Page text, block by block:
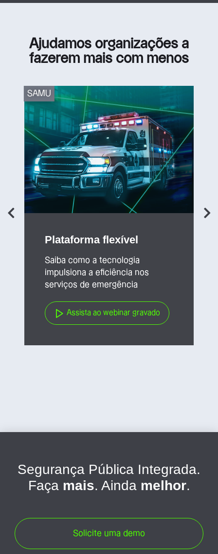
Ajudamos organizações a
fazerem mais com menos
SAMU
Plataforma flexível
Saiba como a tecnologia
impulsiona a eficiência nos
serviços de emergência
Assista ao webinar gravado
Segurança Pública Integrada.
Faça mais. Ainda melhor.
Solicite uma demo